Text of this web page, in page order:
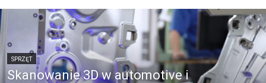
SPRZĘT
Skanowanie 3D w automotive i